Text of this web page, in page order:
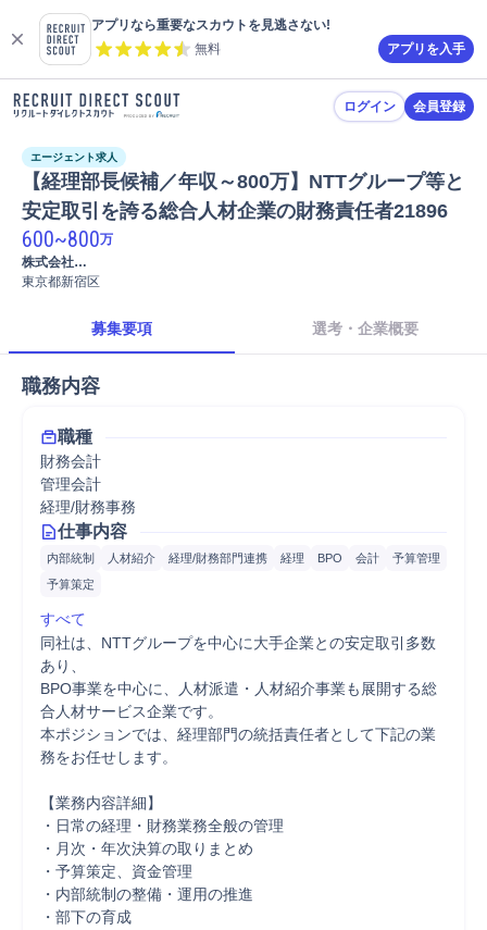
アプリなら重要なスカウトを見逃さない!
無料
アプリを入手
ログイン 会員登録
エージェント求人
【経理部長候補／年収～800万】NTTグループ等と
安定取引を誇る総合人材企業の財務責任者21896
600~800万
株式会社
MAYA STAFFING
東京都新宿区
募集要項 選考・企業概要
職務内容
職種
財務会計
管理会計
経理/財務事務
仕事内容
内部統制 人材紹介 経理/財務部門連携 経理 BPO 会計
予算管理
予算策定
すべて
同社は、NTTグループを中心に大手企業との安定取引多数
あり、
BPO事業を中心に、人材派遣・人材紹介事業も展開する総
合人材サービス企業です。
本ポジションでは、経理部門の統括責任者として下記の業
務をお任せします。
【業務内容詳細】
・日常の経理・財務業務全般の管理
・月次・年次決算の取りまとめ
・予算策定、資金管理
・内部統制の整備・運用の推進
・部下の育成